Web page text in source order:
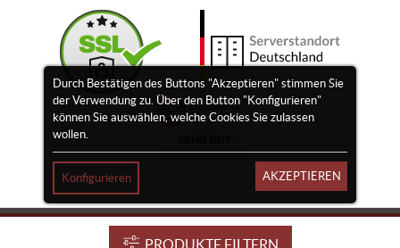
PRODUKTE FILTERN
Durch Bestätigen des Buttons "Akzeptieren" stimmen Sie
der Verwendung zu. Über den Button "Konfigurieren"
können Sie auswählen, welche Cookies Sie zulassen
wollen.
Konfigurieren AKZEPTIEREN
Widerrufsrecht